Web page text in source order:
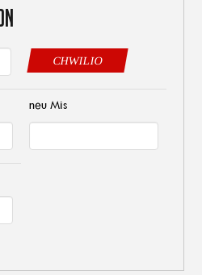
CHWILIO
neu Mis